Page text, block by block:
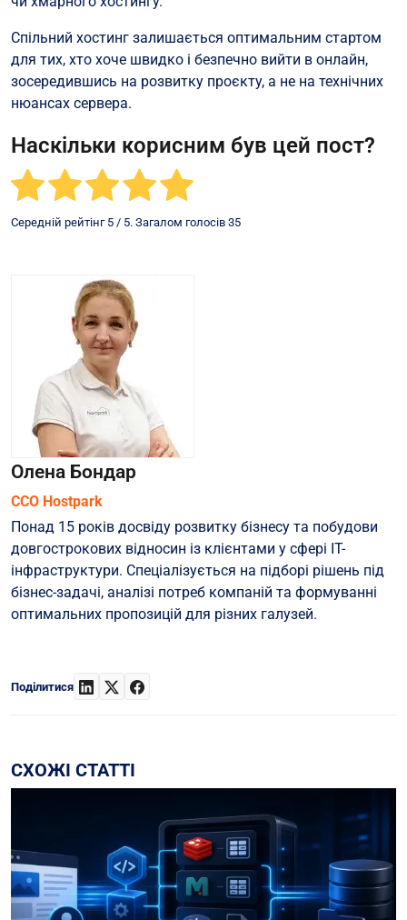
Спільний хостинг залишається оптимальним стартом
для тих, хто хоче швидко і безпечно вийти в онлайн,
зосередившись на розвитку проєкту, а не на технічних
нюансах сервера.
Наскільки корисним був цей пост?
Середній рейтінг 5 / 5. Загалом голосів 35
Олена Бондар
CCO Hostpark
Понад 15 років досвіду розвитку бізнесу та побудови
довгострокових відносин із клієнтами у сфері ІТ-
інфраструктури. Спеціалізується на підборі рішень під
бізнес-задачі, аналізі потреб компаній та формуванні
оптимальних пропозицій для різних галузей.
Поділитися
СХОЖІ СТАТТІ